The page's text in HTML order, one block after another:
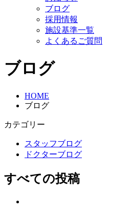
ブログ
採用情報
施設基準一覧
よくあるご質問
ブログ
HOME
ブログ
カテゴリー
スタッフブログ
ドクターブログ
すべての投稿